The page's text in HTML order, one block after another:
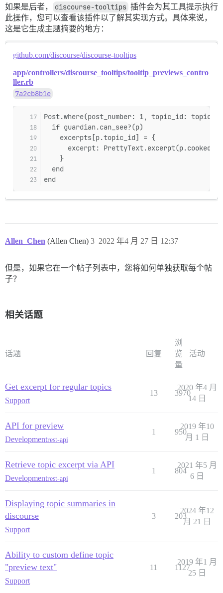
如果是后者， discourse-tooltips 插件会为其工具提示执行
此操作，您可以查看该插件以了解其实现方式。具体来说，
这是它生成主题摘要的地方：
github.com/discourse/discourse-tooltips
app/controllers/discourse_tooltips/tooltip_previews_contro
ller.rb
7a2cb8b1e
Post.where(post_number: 1, topic_id:
  if guardian.can_see?(p)
    excerpts[p.topic_id] = {
excerpt: PrettyText.excerpt(p.cooked,
    }
  end
end
Allen_Chen (Allen Chen) 2022 年4 月 27 日 12:37
3
但是，如果它在一个帖子列表中，您将如何单独获取每个帖
子？
相关话题
话题 回复
浏
览
量
活动
Get excerpt for regular topics
Support
13 3970
2020 年4 月
14 日
API for preview
Developmentrest-api
1 950
2019 年10
月 1 日
Retrieve topic excerpt via API
Developmentrest-api
1 804
2021 年5 月
6 日
Displaying topic summaries in
discourse
Support
3 203
2024 年12
月 21 日
Ability to custom define topic
"preview text"
Support
11 1127
2019 年1 月
25 日